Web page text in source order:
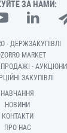
ЗА НАМИ:
- ДЕРЖЗАКУПІВЛІ
MARKET
- АУКЦІОНИ
ЗАКУПІВЛІ
НАВЧАННЯ
НОВИНИ
КОНТАКТИ
ПРО НАС